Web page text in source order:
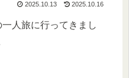
2025.10.13 2025.10.16
人旅に行ってきまし